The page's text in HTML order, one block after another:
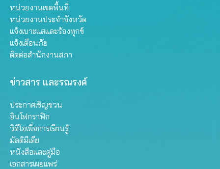
หน่วยงานเขตพื้นที่
หน่วยงานประจำจังหวัด
แจ้งเบาะแสและร้องทุกข์
แจ้งเตือนภัย
ติดต่อสำนักงานสภา
ข่าวสาร และรณรงค์
ประกาศเชิญชวน
อินโฟกราฟิก
วิดีโอเพื่อการเรียนรู้
มัลติมีเดีย
หนังสือและคู่มือ
เอกสารเผยแพร่